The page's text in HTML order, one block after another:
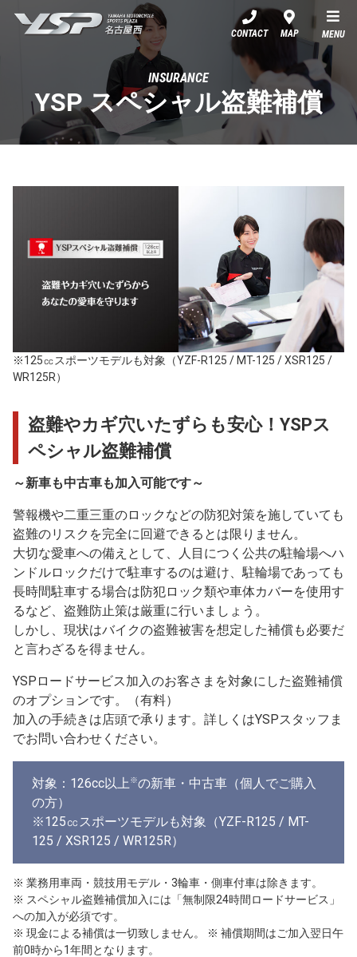
YSP名古屋西
CONTACT MAP MENU
INSURANCE
YSP スペシャル盗難補償
※125㏄スポーツモデルも対象（YZF-R125 / MT-125 / XSR125 /
WR125R）
盗難やカギ穴いたずらも安心！YSPス
ペシャル盗難補償
～新車も中古車も加入可能です～
警報機や二重三重のロックなどの防犯対策を施していても
盗難のリスクを完全に回避できるとは限りません。
大切な愛車への備えとして、人目につく公共の駐輪場へハ
ンドルロックだけで駐車するのは避け、駐輪場であっても
長時間駐車する場合は防犯ロック類や車体カバーを使用す
るなど、盗難防止策は厳重に行いましょう。
しかし、現状はバイクの盗難被害を想定した補償も必要だ
と言わざるを得ません。
YSPロードサービス加入のお客さまを対象にした盗難補償
のオプションです。（有料）
加入の手続きは店頭で承ります。詳しくはYSPスタッフま
でお問い合わせください。
対象：126cc以上※の新車・中古車（個人でご購入
の方）
※125㏄スポーツモデルも対象（YZF-R125 / MT-
125 / XSR125 / WR125R）
※ 業務用車両・競技用モデル・3輪車・側車付車は除きます。
※ スペシャル盗難補償加入には「無制限24時間ロードサービス」
への加入が必須です。
※ 現金による補償は一切致しません。 ※ 補償期間はご加入翌日午
前0時から1年間となります。